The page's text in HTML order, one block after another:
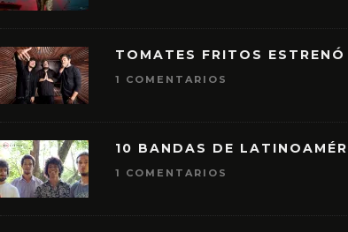
TOMATES FRITOS
1 COMENTARIOS
10 BANDAS DE
1 COMENTARIOS